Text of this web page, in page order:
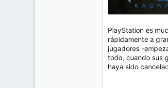
PlayStation es
rápidamente a
jugadores -
todo, cuando sus
haya sido